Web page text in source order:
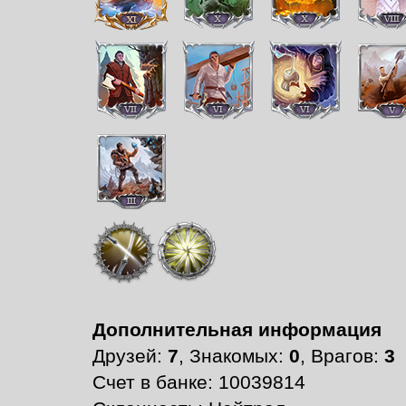
Дополнительная информация
Друзей: 7, Знакомых: 0, Врагов: 3
Счет в банке: 10039814